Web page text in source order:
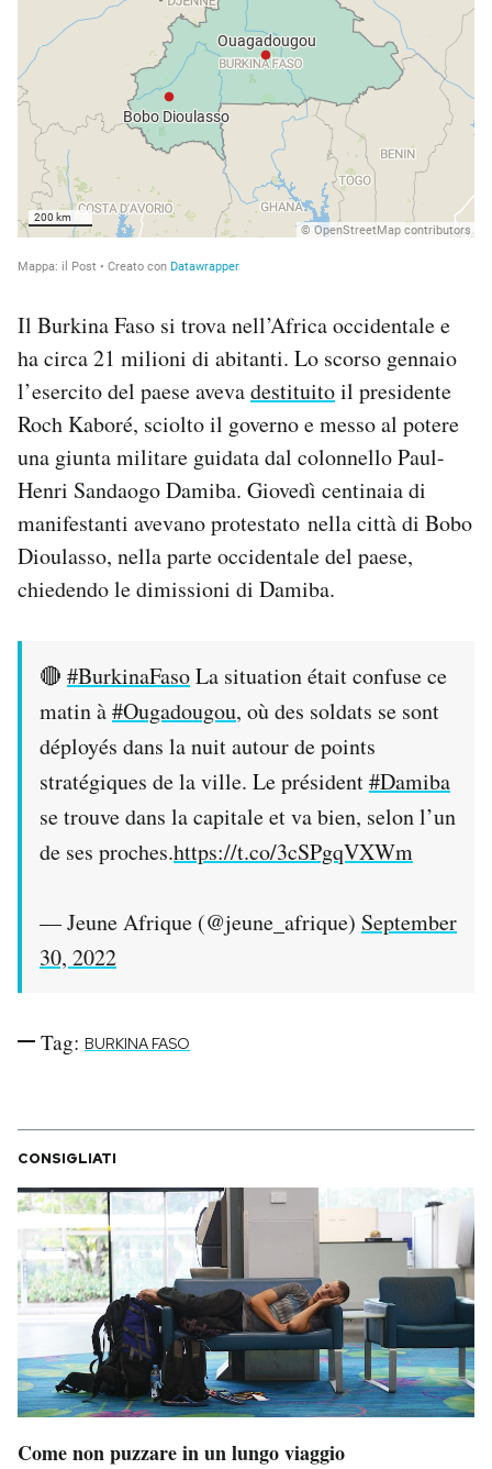
Il Burkina Faso si trova nell’Africa occidentale e
ha circa 21 milioni di abitanti. Lo scorso gennaio
l’esercito del paese avevadestituitoil presidente
Roch Kaboré, sciolto il governo e messo al potere
una giunta militare guidata dal colonnello Paul-
Henri Sandaogo Damiba. Giovedì centinaia di
manifestanti avevano protestato nella città di Bobo
Dioulasso, nella parte occidentale del paese,
chiedendo le dimissioni di Damiba.
🔴 #BurkinaFasoLa situation était confuse ce
matin à#Ougadougou, où des soldats se sont
déployés dans la nuit autour de points
stratégiques de la ville. Le président#Damiba
se trouve dans la capitale et va bien, selon l’un
de ses proches.https://t.co/3cSPgqVXWm
— Jeune Afrique (@jeune_afrique) September
30, 2022
Tag: BURKINA FASO
CONSIGLIATI
Come non puzzare in un lungo viaggio